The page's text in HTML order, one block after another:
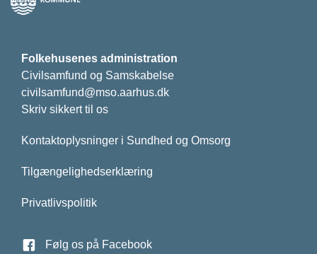
Folkehusenes administration
Civilsamfund og Samskabelse
civilsamfund@mso.aarhus.dk
Skriv sikkert til os
Kontaktoplysninger i Sundhed og Omsorg
Tilgængelighedserklæring
Privatlivspolitik
Følg os på Facebook